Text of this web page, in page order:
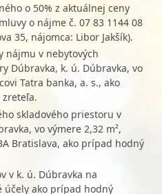
o 50% z aktuálnej ceny
o nájme č. 07 83 1144 08
35, nájomca: Libor Jakšík).
nájmu v nebytových
Dúbravka, k. ú. Dúbravka, vo
Tatra banka, a. s., ako
skladového priestoru v
vo výmere 2,32 m²,
Bratislava, ako prípad hodný
v k. ú. Dúbravka na
účely ako prípad hodný